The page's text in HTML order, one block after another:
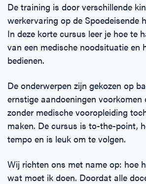
De training is door verschillende
werkervaring op de Spoedeisende
In deze korte cursus leer je hoe te
van een medische noodsituatie en
bedienen.
De onderwerpen zijn gekozen op
ernstige aandoeningen voorkomen
zonder medische vooropleiding
maken. De cursus is to-the-point,
tempo en is leuk om te volgen.
Wij richten ons met name op: hoe
wat moet ik doen. Doordat alle